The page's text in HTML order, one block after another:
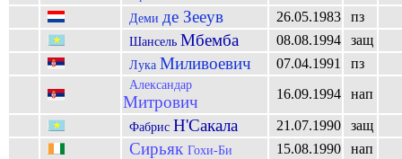
Деми де Зееув 26.05.1983 пз
Шансель Мбемба 08.08.1994 защ
Лука Миливоевич 07.04.1991 пз
Александар
Митрович 16.09.1994 нап
Фабрис Н'Сакала 21.07.1990 защ
Сирьяк Гохи-Би 15.08.1990 нап